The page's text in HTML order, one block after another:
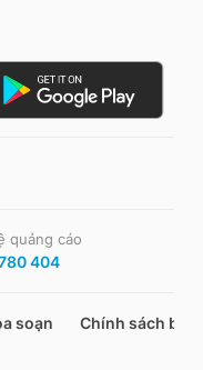
quảng cáo
404
soạn Chính sách bảo